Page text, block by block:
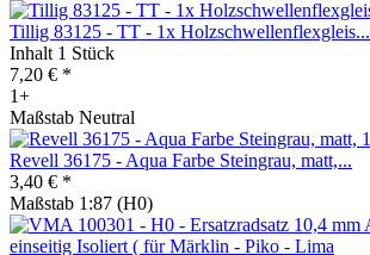
Tillig 83125 - TT - 1x Holzschwellenflexgleis...
Inhalt 1 Stück
7,20 € *
1+
Maßstab Neutral
Revell 36175 - Aqua Farbe Steingrau, matt,...
3,40 € *
Maßstab 1:87 (H0)